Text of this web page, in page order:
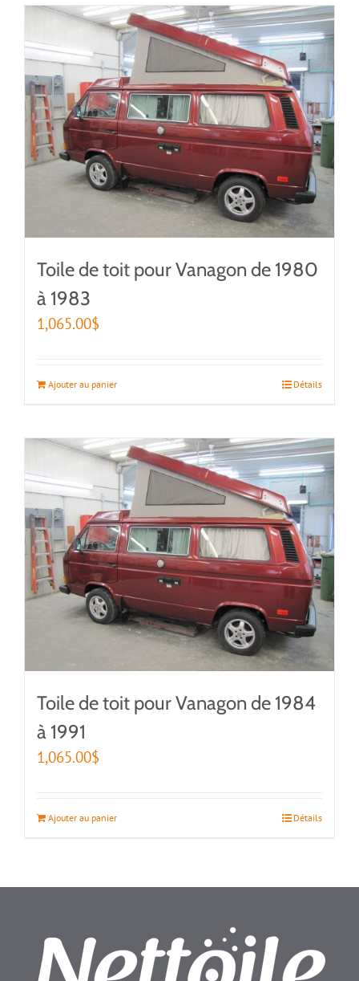
Toile de toit pour Vanagon de 1980
à 1983
1,065.00$
Ajouter au panier Détails
Toile de toit pour Vanagon de 1984
à 1991
1,065.00$
Ajouter au panier Détails